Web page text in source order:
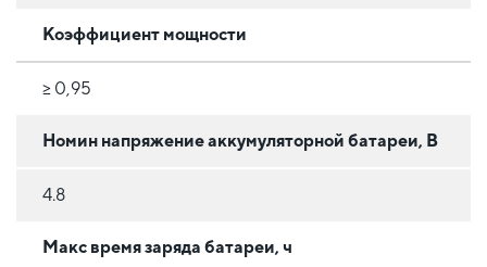
Коэффициент мощности
≥ 0,95
Номин напряжение аккумуляторной батареи, В
4.8
Макс время заряда батареи, ч